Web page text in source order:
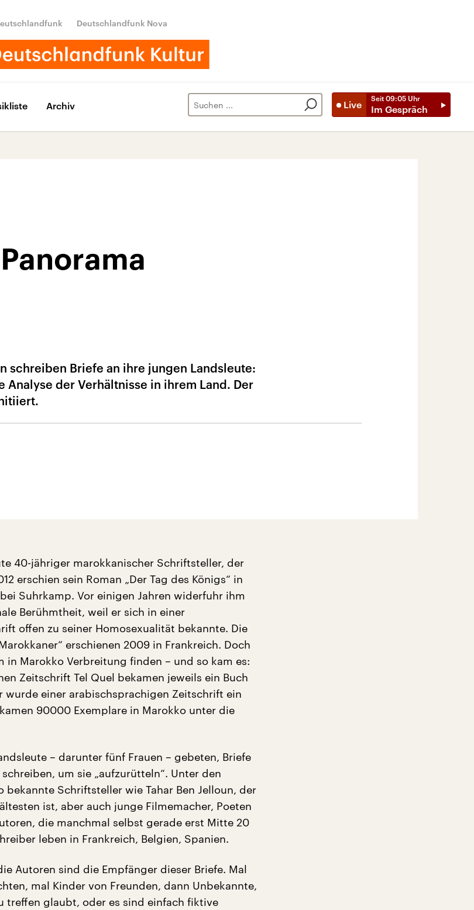
Deutschlandfunk Nova
Live
Seit 09:05 Uhr
Im Gespräch
Archiv
schreiben Briefe an ihre jungen Landsleute:
Analyse der Verhältnisse in ihrem Land. Der
40-jähriger marokkanischer Schriftsteller, der
erschien sein Roman „Der Tag des Königs“ in
Suhrkamp. Vor einigen Jahren widerfuhr ihm
Berühmtheit, weil er sich in einer
offen zu seiner Homosexualität bekannte. Die
erschienen 2009 in Frankreich. Doch
in Marokko Verbreitung finden – und so kam es:
Zeitschrift Tel Quel bekamen jeweils ein Buch
wurde einer arabischsprachigen Zeitschrift ein
90000 Exemplare in Marokko unter die
– darunter fünf Frauen – gebeten, Briefe
um sie „aufzurütteln“. Unter den
bekannte Schriftsteller wie Tahar Ben Jelloun, der
ist, aber auch junge Filmemacher, Poeten
die manchmal selbst gerade erst Mitte 20
leben in Frankreich, Belgien, Spanien.
Autoren sind die Empfänger dieser Briefe. Mal
mal Kinder von Freunden, dann Unbekannte,
treffen glaubt, oder es sind einfach fiktive